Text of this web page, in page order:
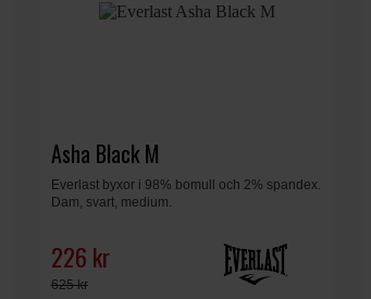
Asha Black M
Everlast byxor i 98% bomull och 2% spandex.
Dam, svart, medium.
226 kr
625 kr